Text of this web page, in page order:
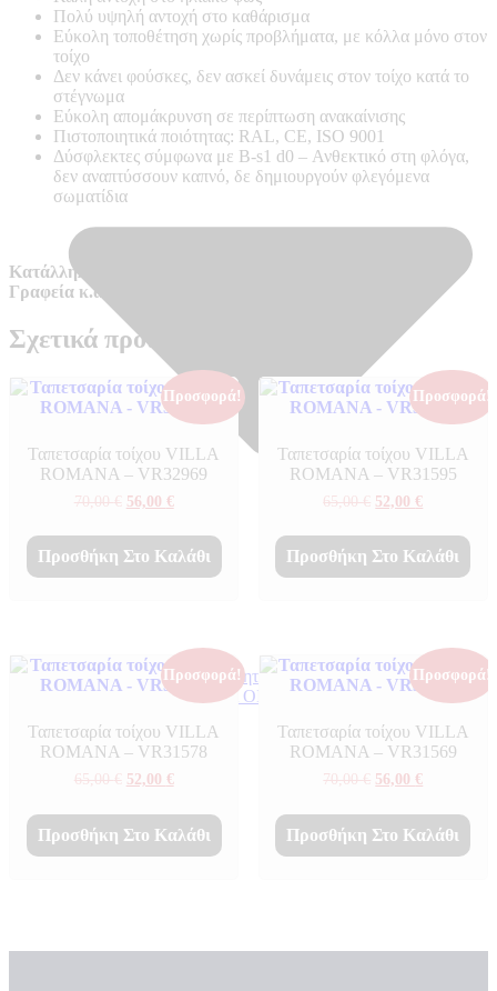
Πιστοποιητικά ποιότητας
ΠΙΣΤΟΠΟΙΗΤΙΚΑ ΟΙΚΟΛΟΓΙΑΣ
Η Εταιρεια
Πολύ υψηλή αντοχή στο καθάρισμα
Εύκολη τοποθέτηση χωρίς προβλήματα, με κόλλα μόνο στον
τοίχο
Δεν κάνει φούσκες, δεν ασκεί δυνάμεις στον τοίχο κατά το
στέγνωμα
Εύκολη απομάκρυνση σε περίπτωση ανακαίνισης
Πιστοποιητικά ποιότητας: RAL, CE, ISO 9001
Δύσφλεκτες σύμφωνα με B-s1 d0 – Ανθεκτικό στη φλόγα,
δεν αναπτύσσουν καπνό, δε δημιουργούν φλεγόμενα
σωματίδια
Κατάλληλο για απαιτητικούς χώρους όπως Ξενοδοχεία,
Γραφεία κ.α.
Σχετικά προϊόντα
Προσφορά!
Ταπετσαρία τοίχου VILLA
ROMANA – VR32969
70,00€ Original
was:
70,00 €.
56,00 €Η
τιμή
είναι:
56,00 €.
Προσθήκη Στο Καλάθι
Προσφορά!
Ταπετσαρία τοίχου VILLA
ROMANA – VR31595
65,00€ Original
was:
65,00 €.
52,00 €Η
τιμή
είναι:
52,00 €.
Προσθήκη Στο Καλάθι
Προσφορά!
Ταπετσαρία τοίχου VILLA
ROMANA – VR31578
65,00€ Original
was:
65,00 €.
52,00 €Η
τιμή
είναι:
52,00 €.
Προσθήκη Στο Καλάθι
Προσφορά!
Ταπετσαρία τοίχου VILLA
ROMANA – VR31569
70,00€ Original
was:
70,00 €.
56,00 €Η
τιμή
είναι:
56,00 €.
Προσθήκη Στο Καλάθι